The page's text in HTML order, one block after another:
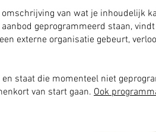
van wat je inhoudelijk
geprogrammeerd staan,
externe organisatie gebeurt,
staat die momenteel niet
van start gaan. Ook